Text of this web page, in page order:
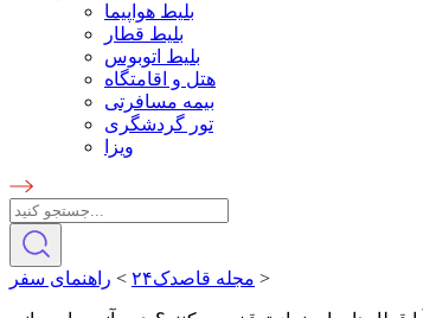
بلیط هواپیما
بلیط قطار
بلیط اتوبوس
هتل و اقامتگاه
بیمه مسافرتی
تور گردشگری
ویزا
مجله قاصدک۲۴ > راهنمای سفر >